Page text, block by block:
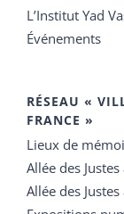
L’Institut Yad
Événements
RÉSEAU «
FRANCE »
Lieux de
Allée des Justes
Allée des